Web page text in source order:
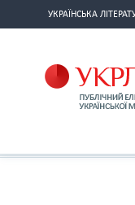
УКРАЇНСЬКА